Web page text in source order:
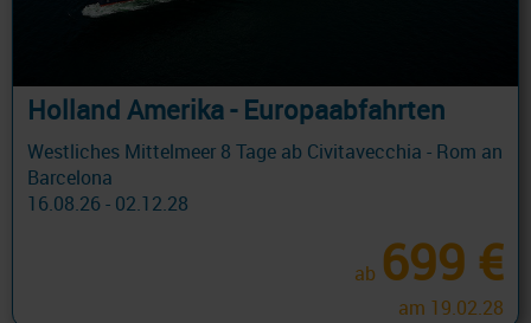
Holland Amerika - Europaabfahrten
Westliches Mittelmeer 8 Tage ab Civitavecchia - Rom an
Barcelona
16.08.26 - 02.12.28
ab 699 €
am 19.02.28